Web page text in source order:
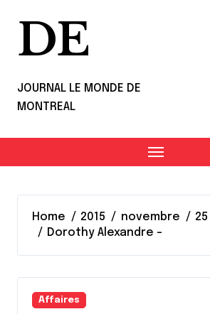
DE
JOURNAL LE MONDE DE
MONTREAL
Home 2015 novembre
25
Dorothy Alexandre –
Affaires